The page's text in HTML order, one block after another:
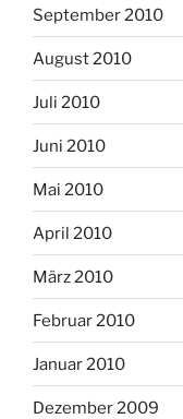
September 2010
August 2010
Juli 2010
Juni 2010
Mai 2010
April 2010
März 2010
Februar 2010
Januar 2010
Dezember 2009